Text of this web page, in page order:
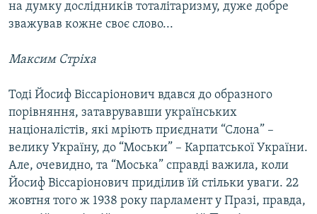
на думку дослідників тоталітаризму, дуже добре
зважував кожне своє слово...
Максим Стріха
Тоді Йосиф Віссаріонович вдався до образного
порівняння, затаврувавши українських
націоналістів, які мріють приєднати “Слона” –
велику Україну, до “Моськи” – Карпатської України.
Але, очевидно, та “Моська” справді важила, коли
Йосиф Віссаріонович приділив їй стільки уваги. 22
жовтня того ж 1938 року парламент у Празі, правда,